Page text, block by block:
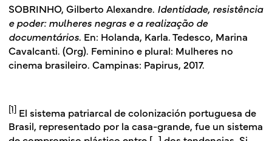
SOBRINHO, Gilberto Alexandre. Identidade, resistência
e poder: mulheres negras e a realização de
documentários . En: Holanda, Karla. Tedesco, Marina
Cavalcanti. (Org). Feminino e plural: Mulheres no
cinema brasileiro. Campinas: Papirus, 2017.
[1] El sistema patriarcal de colonización portuguesa de
Brasil, representado por la casa-grande, fue un sistema